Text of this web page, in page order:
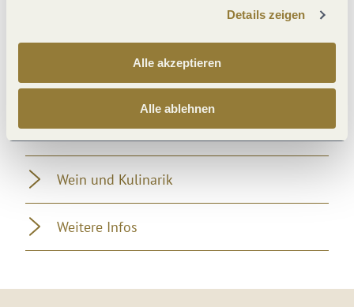
Details zeigen
Alle akzeptieren
Alle ablehnen
Verpflegung
Fremdsprachen
Wein und Kulinarik
Weitere Infos